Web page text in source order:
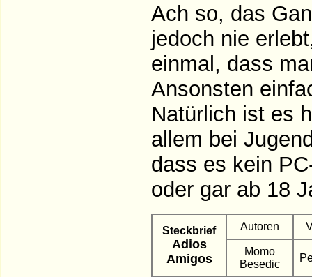
Ach so, das
jedoch nie
einmal, dass
Ansonsten
Natürlich ist es
allem bei
dass es kein
oder gar ab 18
Steckbrief
Adios
Amigos
Autoren
Momo
Besedic